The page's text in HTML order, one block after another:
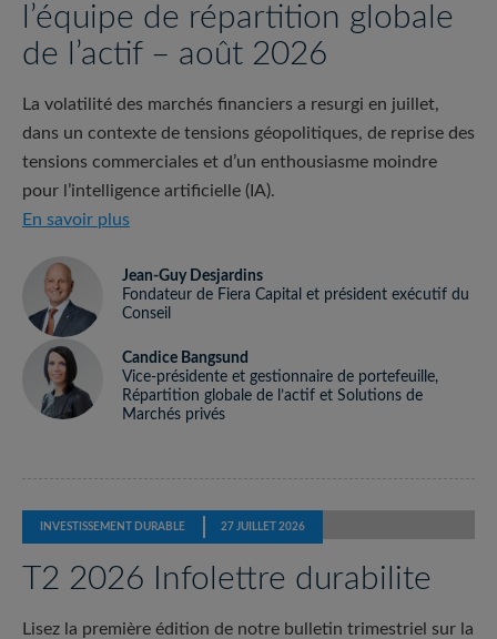
l’équipe de répartition globale
de l’actif – août 2026
La volatilité des marchés financiers a resurgi en juillet,
dans un contexte de tensions géopolitiques, de reprise des
tensions commerciales et d’un enthousiasme moindre
pour l’intelligence artificielle (IA).
En savoir plusTendances des marchés de l’équipe de
Jean-Guy Desjardins
Fondateur de Fiera Capital et président exécutif du
Conseil
Candice Bangsund
Vice-présidente et gestionnaire de portefeuille,
Répartition globale de l’actif et Solutions de
Marchés privés
INVESTISSEMENT DURABLE 27 JUILLET 2026
T2 2026 Infolettre durabilite
Lisez la première édition de notre bulletin trimestriel sur la